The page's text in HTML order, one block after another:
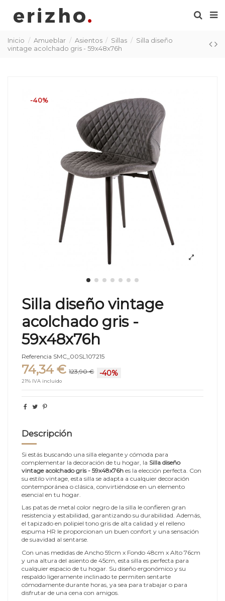
Inicio Amueblar Asientos Sillas
Silla diseño
vintage acolchado gris - 59x48x76h
-40%
Silla diseño vintage
acolchado gris -
59x48x76h
Referencia SMC_00SL107215
74,34 € 123,90 € -40%
21% IVA incluido
Descripción
Si estás buscando una silla elegante y cómoda para
complementar la decoración de tu hogar, la Silla diseño
vintage acolchado gris - 59x48x76h es la elección perfecta. Con
su estilo vintage, esta silla se adapta a cualquier decoración
contemporánea o clásica, convirtiéndose en un elemento
esencial en tu hogar.
Las patas de metal color negro de la silla le confieren gran
resistencia y estabilidad, garantizando su durabilidad. Además,
el tapizado en polipiel tono gris de alta calidad y el relleno
espuma HR le proporcionan un buen confort y una sensación
de suavidad al sentarse.
Con unas medidas de Ancho 59cm x Fondo 48cm x Alto 76cm
y una altura del asiento de 45cm, esta silla es perfecta para
cualquier espacio de tu hogar. Su diseño ergonómico y su
respaldo ligeramente inclinado te permiten sentarte
cómodamente durante horas, ya sea para trabajar o para
disfrutar de una cena con amigos.